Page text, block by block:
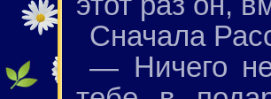
Сначала
— Ничего